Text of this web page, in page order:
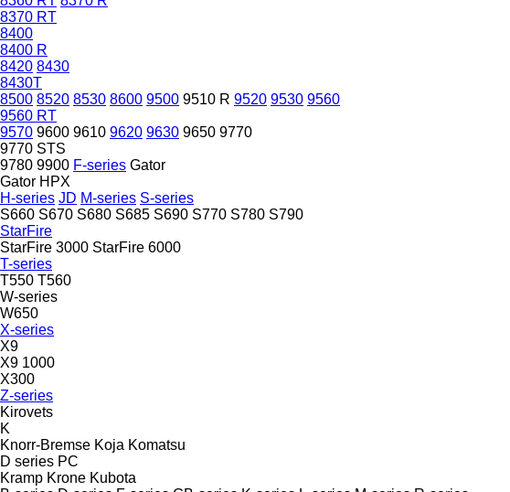
8370 RT
8400
8400 R
8420 8430
8430T
8500 8520 8530 8600 9500 9510 R 9520 9530 9560
9560 RT
9570 9600 9610 9620 9630 9650 9770
9770 STS
9780 9900 F-series Gator
Gator HPX
H-series JD M-series S-series
S660 S670 S680 S685 S690 S770 S780 S790
StarFire
StarFire 3000 StarFire 6000
T-series
T550 T560
W-series
W650
X-series
X9
X9 1000
X300
Z-series
Kirovets
K
Knorr-Bremse Koja Komatsu
D series PC
Kramp Krone Kubota